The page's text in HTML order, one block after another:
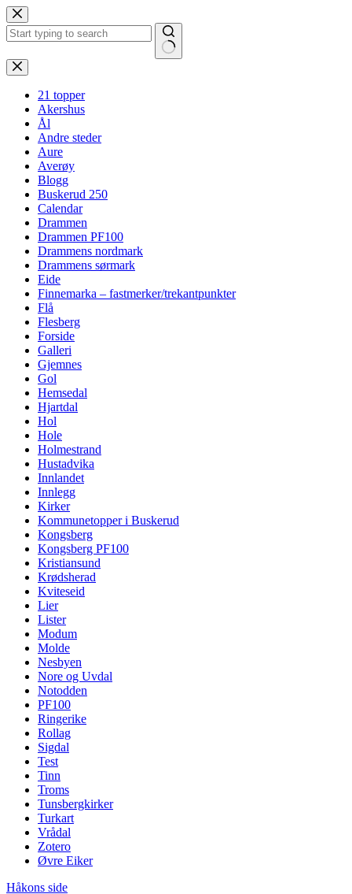
Hopp
til
innholdet
Ingen
resultater
21 topper
Akershus
Ål
Andre steder
Aure
Averøy
Blogg
Buskerud 250
Calendar
Drammen
Drammen PF100
Drammens nordmark
Drammens sørmark
Eide
Finnemarka – fastmerker/trekantpunkter
Flå
Flesberg
Forside
Galleri
Gjemnes
Gol
Hemsedal
Hjartdal
Hol
Hole
Holmestrand
Hustadvika
Innlandet
Innlegg
Kirker
Kommunetopper i Buskerud
Kongsberg
Kongsberg PF100
Kristiansund
Krødsherad
Kviteseid
Lier
Lister
Modum
Molde
Nesbyen
Nore og Uvdal
Notodden
PF100
Ringerike
Rollag
Sigdal
Test
Tinn
Troms
Tunsbergkirker
Turkart
Vrådal
Zotero
Øvre Eiker
Håkons side